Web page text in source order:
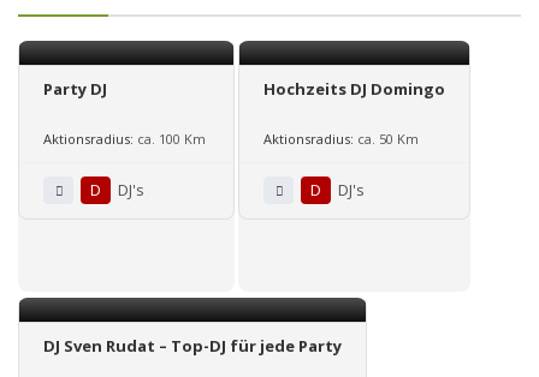
Party DJ
Aktionsradius: ca. 100 Km
D DJ's
Hochzeits DJ Domingo
Aktionsradius: ca. 50 Km
D DJ's
DJ Sven Rudat – Top-DJ für jede Party